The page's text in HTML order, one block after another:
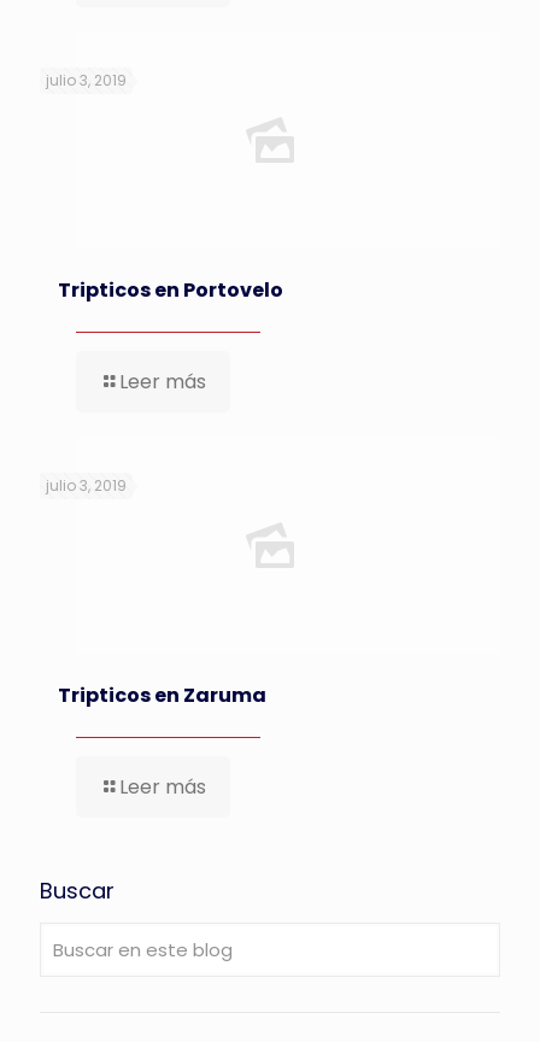
julio 3, 2019
Tripticos en Portovelo
Leer más
julio 3, 2019
Tripticos en Zaruma
Leer más
Buscar